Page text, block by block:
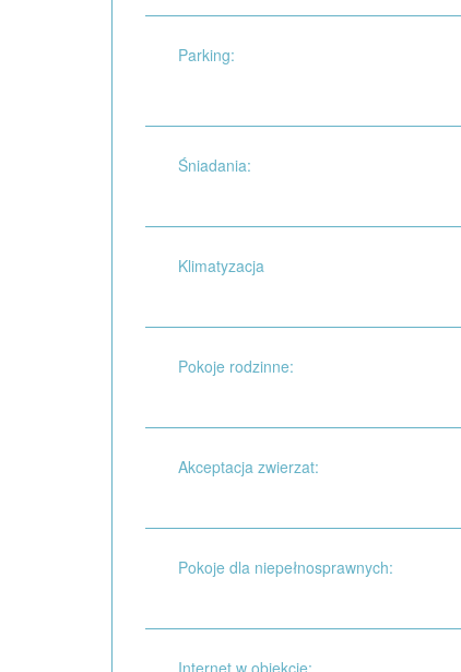
Parking:
Śniadania:
Klimatyzacja
Pokoje rodzinne:
Akceptacja zwierzat:
Pokoje dla niepełnosprawnych:
Internet w obiekcie: